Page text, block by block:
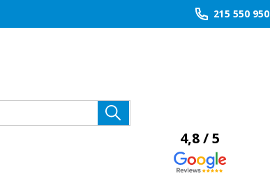
215 550 950
4,8 / 5